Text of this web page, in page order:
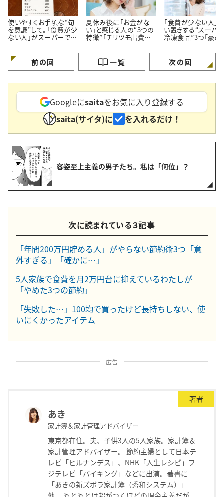
使いやすくお手頃な“旬
を意識”して。「食費が少
ない人」がスーパーでよ
夏休み後に「お金がな
い」と感じる人の“3つの
特徴”「チリツモ出費に
「食費が少ない人」
い置きする“スーパ
冷凍食品”3つ「豪華
る」
前の回 一覧 次の回
Googleにsaitaをお気に入り登録する
saita(サイタ)に
を入れるだけ！
容姿至上主義の男子たち。私は「何位」？
次に読まれている３記事
「年間200万円貯める人」がやらない節約術3つ「意
外すぎる」「確かに…」
5人家族で食費を月2万円台に抑えているわたしが
「やめた3つの節約」
「失敗した…」100均で買ったけど長持ちしない、使
いにくかったアイテム
広告
著者
あき
家計簿＆家計管理アドバイザー
東京都在住。夫、子供3人の5人家族。家計簿＆
家計管理アドバイザー。 節約主婦として日本テ
レビ「ヒルナンデス」、NHK「人生レシピ」フ
ジテレビ「バイキング」などに出演。著書に
「あきの新ズボラ家計簿（秀和システム）」